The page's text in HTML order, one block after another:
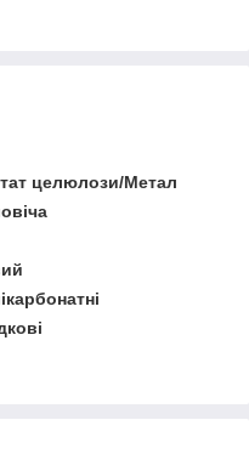
целюлози/Метал